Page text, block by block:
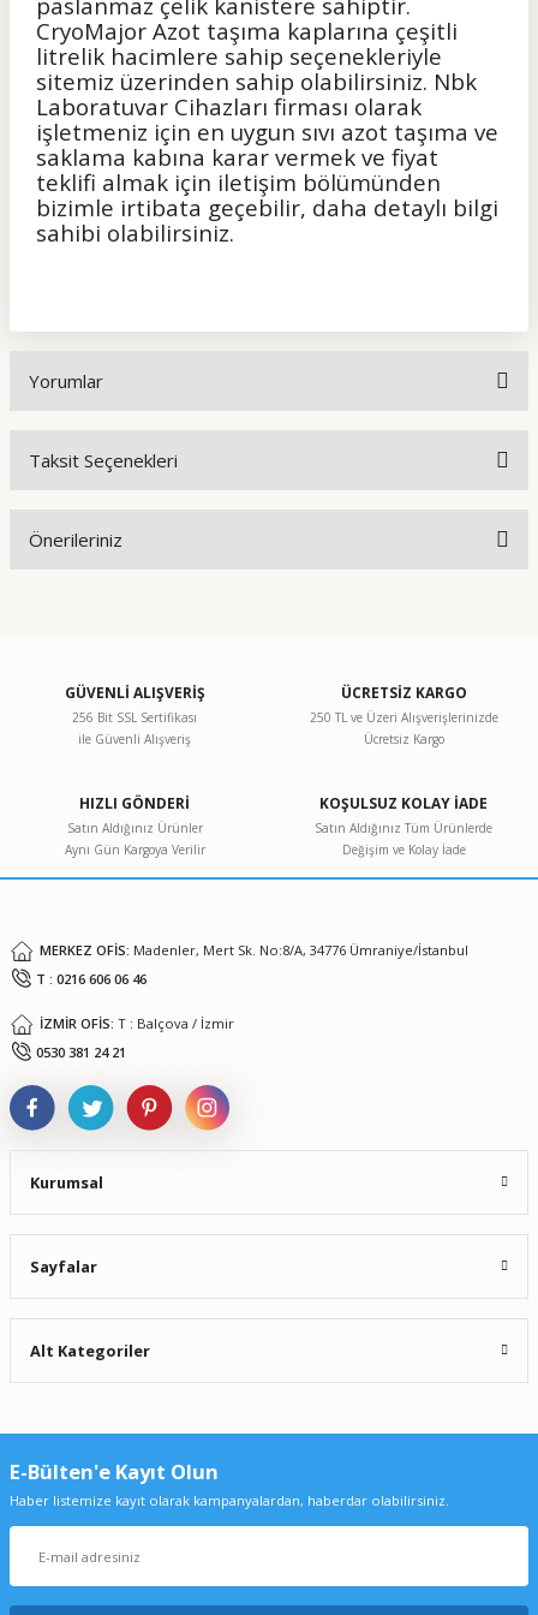
CryoMajor Azot taşıma kaplarına çeşitli
litrelik hacimlere sahip seçenekleriyle
sitemiz üzerinden sahip olabilirsiniz. Nbk
Laboratuvar Cihazları firması olarak
işletmeniz için en uygun sıvı azot taşıma ve
saklama kabına karar vermek ve fiyat
teklifi almak için iletişim bölümünden
bizimle irtibata geçebilir, daha detaylı bilgi
sahibi olabilirsiniz.
Yorumlar
Taksit Seçenekleri
Önerileriniz
Görüş ve önerileriniz için teşekkür ederiz.
Ürün resmi kalitesiz, bozuk veya görüntülenemiyor.
Ürün bilgilerinde hatalar bulunuyor.
Ürün fiyatı diğer sitelerden daha pahalı.
GÜVENLİ ALIŞVERİŞ
256 Bit SSL Sertifikası
ile Güvenli Alışveriş
ÜCRETSİZ KARGO
250 TL ve Üzeri Alışverişlerinizde
Ücretsiz Kargo
HIZLI GÖNDERİ
Satın Aldığınız Ürünler
Aynı Gün Kargoya Verilir
KOŞULSUZ KOLAY İADE
Satın Aldığınız Tüm Ürünlerde
Değişim ve Kolay İade
MERKEZ OFİS: Madenler, Mert Sk. No:8/A, 34776 Ümraniye/İstanbul
T : 0216 606 06 46
İZMİR OFİS: T : Balçova / İzmir
0530 381 24 21
Kurumsal
Sayfalar
Alt Kategoriler
E-Bülten'e Kayıt Olun
Haber listemize kayıt olarak kampanyalardan, haberdar olabilirsiniz.